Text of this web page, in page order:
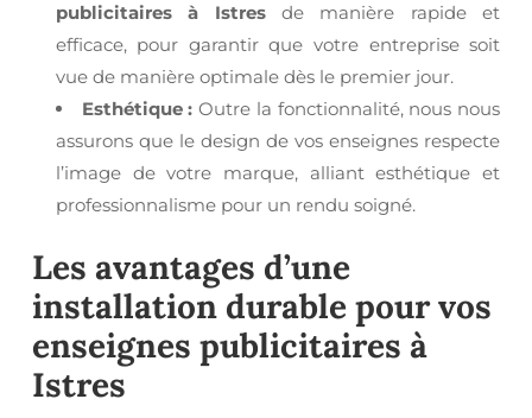
publicitaires à Istresde manière rapide et
efficace, pour garantir que votre entreprise soit
vue de manière optimale dès le premier jour.
Esthétique : Outre la fonctionnalité, nous nous
assurons que le design de vos enseignes respecte
l’image de votre marque, alliant esthétique et
professionnalisme pour un rendu soigné.
Les avantages d’une
installation durable pour vos
enseignes publicitaires à
Istres